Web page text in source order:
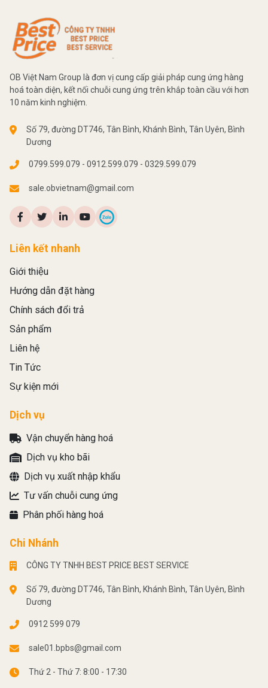
OB Việt Nam Group là đơn vị cung cấp giải pháp cung ứng hàng
hoá toàn diện, kết nối chuỗi cung ứng trên khắp toàn cầu với hơn
10 năm kinh nghiệm.
Số 79, đường DT746, Tân Bình, Khánh Bình, Tân Uyên, Bình
Dương
0799.599.079 - 0912.599.079 - 0329.599.079
sale.obvietnam@gmail.com
Liên kết nhanh
Giới thiệu
Hướng dẫn đặt hàng
Chính sách đổi trả
Sản phẩm
Liên hệ
Tin Tức
Sự kiện mới
Dịch vụ
Vận chuyển hàng hoá
Dịch vụ kho bãi
Dịch vụ xuất nhập khẩu
Tư vấn chuỗi cung ứng
Phân phối hàng hoá
Chi Nhánh
CÔNG TY TNHH BEST PRICE BEST SERVICE
Số 79, đường DT746, Tân Bình, Khánh Bình, Tân Uyên, Bình
Dương
0912 599 079
sale01.bpbs@gmail.com
Thứ 2 - Thứ 7: 8:00 - 17:30